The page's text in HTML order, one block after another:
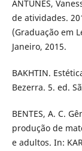
ANTUNES,
de atividades.
(Graduação em
Janeiro, 2015.
BAKHTIN.
Bezerra. 5. ed.
BENTES, A. C.
produção de
e adultos. In: